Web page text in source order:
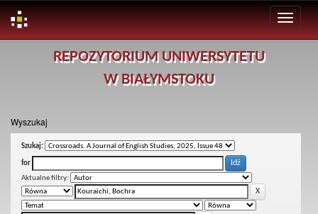
REPOZYTORIUM UNIWERSYTETU
W BIAŁYMSTOKU
Wyszukaj
Szukaj:
for
Aktualne filtry: